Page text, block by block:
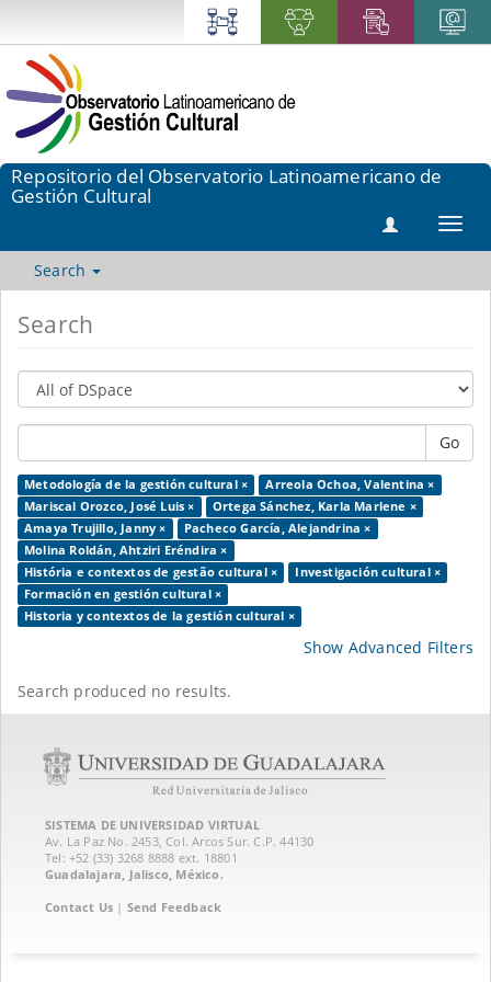
Repositorio del Observatorio Latinoamericano de
Gestión Cultural
Search
Search
Go
Metodología de la gestión cultural ×
Arreola Ochoa, Valentina ×
Mariscal Orozco, José Luis ×
Ortega Sánchez, Karla Marlene ×
Amaya Trujillo, Janny ×
Pacheco García, Alejandrina ×
Molina Roldán, Ahtziri Eréndira ×
História e contextos de gestão cultural ×
Investigación cultural ×
Formación en gestión cultural ×
Historia y contextos de la gestión cultural ×
Show Advanced Filters
Search produced no results.
SISTEMA DE UNIVERSIDAD VIRTUAL
Av. La Paz No. 2453, Col. Arcos Sur. C.P. 44130
Tel: +52 (33) 3268 8888‏ ext. 18801
Guadalajara, Jalisco, México.
Contact Us | Send Feedback